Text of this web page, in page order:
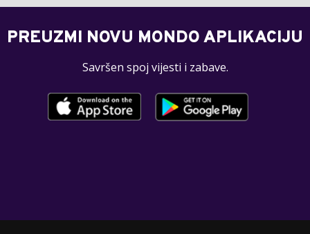
PREUZMI NOVU MONDO APLIKACIJU
Savršen spoj vijesti i zabave.